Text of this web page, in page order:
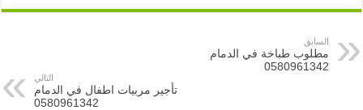
السابق
مطلوب طباخة في الدمام
0580961342
التالي
تأجير مربيات اطفال في الدمام
0580961342